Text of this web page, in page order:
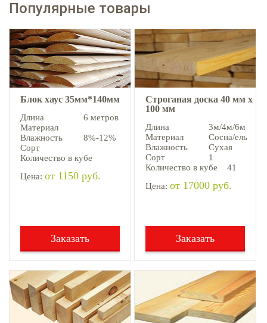
Популярные товары
Блок хаус 35мм*140мм
Длина
6 метров
Материал
Влажность
8%-12%
Сорт
Количество в кубе
Цена: от 1150 руб.
Заказать
Строганая доска 40 мм х
100 мм
Длина
3м/4м/6м
Материал
Сосна/ель
Влажность
Сухая
Сорт
1
Количество в кубе
41
Цена: от 17000 руб.
Заказать